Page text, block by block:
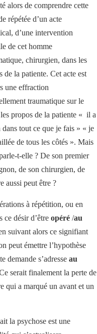
alors de comprendre cette
répétée d’un acte
d’une intervention
de cet homme
chirurgien, dans les
de la patiente. Cet acte est
une effraction
traumatique sur le
propos de la patiente « il a
dans tout ce que je fais » « je
de tous les côtés ». Mais
t-elle ? De son premier
de son chirurgien, de
aussi peut être ?
à répétition, ou en
ce désir d’être opéré /au
suivant alors ce signifiant
peut émettre l’hypothèse
demande s’adresse au
serait finalement la perte de
qui a marqué un avant et un
la psychose est une